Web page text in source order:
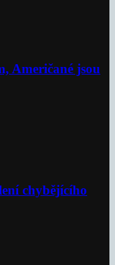
Američané jsou
chybějícího